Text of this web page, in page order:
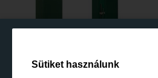
Sütiket használunk